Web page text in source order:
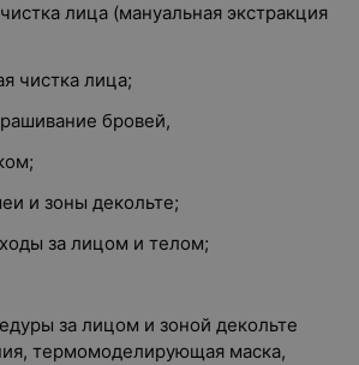
лица (мануальная экстракция
чистка лица;
бровей,
и зоны декольте;
за лицом и телом;
за лицом и зоной декольте
термомоделирующая маска,